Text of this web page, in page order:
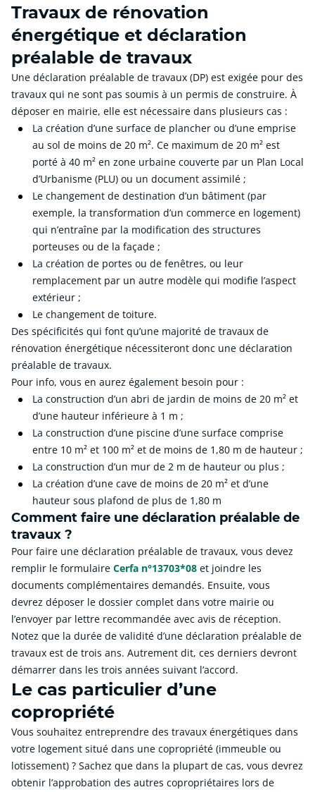
Travaux de rénovation
énergétique et déclaration
préalable de travaux
Une déclaration préalable de travaux (DP) est exigée pour des
travaux qui ne sont pas soumis à un permis de construire. À
déposer en mairie, elle est nécessaire dans plusieurs cas :
La création d’une surface de plancher ou d’une emprise
au sol de moins de 20 m². Ce maximum de 20 m² est
porté à 40 m² en zone urbaine couverte par un Plan Local
d’Urbanisme (PLU) ou un document assimilé ;
Le changement de destination d’un bâtiment (par
exemple, la transformation d’un commerce en logement)
qui n’entraîne par la modification des structures
porteuses ou de la façade ;
La création de portes ou de fenêtres, ou leur
remplacement par un autre modèle qui modifie l’aspect
extérieur ;
Le changement de toiture.
Des spécificités qui font qu’une majorité de travaux de
rénovation énergétique nécessiteront donc une déclaration
préalable de travaux.
Pour info, vous en aurez également besoin pour :
La construction d’un abri de jardin de moins de 20 m² et
d’une hauteur inférieure à 1 m ;
La construction d’une piscine d’une surface comprise
entre 10 m² et 100 m² et de moins de 1,80 m de hauteur ;
La construction d’un mur de 2 m de hauteur ou plus ;
La création d’une cave de moins de 20 m² et d’une
hauteur sous plafond de plus de 1,80 m
Comment faire une déclaration préalable de
travaux ?
Pour faire une déclaration préalable de travaux, vous devez
remplir le formulaire Cerfa n°13703*08 et joindre les
documents complémentaires demandés. Ensuite, vous
devrez déposer le dossier complet dans votre mairie ou
l’envoyer par lettre recommandée avec avis de réception.
Notez que la durée de validité d’une déclaration préalable de
travaux est de trois ans. Autrement dit, ces derniers devront
démarrer dans les trois années suivant l’accord.
Le cas particulier d’une
copropriété
Vous souhaitez entreprendre des travaux énergétiques dans
votre logement situé dans une copropriété (immeuble ou
lotissement) ? Sachez que dans la plupart de cas, vous devrez
obtenir l’approbation des autres copropriétaires lors de